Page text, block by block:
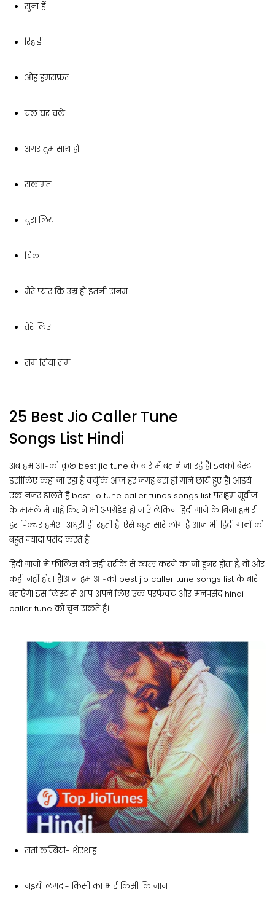
सुना हैं
रिहाई
ओह हमसफ़र
चल घर चले
अगर तुम साथ हो
सलामत
चुरा लिया
दिल
मेरे प्यार कि उम्र हो इतनी सनम
तेरे लिए
राम सिया राम
25 Best Jio Caller Tune
Songs List Hindi
अब हम आपको कुछ best jio tune के बारे में बताने जा रहे है| इनको बेस्ट
इसीलिए कहा जा रहा है क्यूंकि आज हर जगह बस ही गाने छायें हुए है| आइये
एक नज़र डालते है best jio tune caller tunes songs list पर।हम मूवीज
के मामले में चाहे कितने भी अपग्रेडेड हो जाएँ लेकिन हिंदी गाने के बिना हमारी
हर पिक्चर हमेशा अधूरी ही रहती है| ऐसे बहुत सारे लोग है आज भी हिंदी गानों को
बहुत ज्यादा पसंद करते है|
हिंदी गानों में फीलिंस को सही तरीके से व्यक्त करने का जो हुनर होता है, वो और
कही नहीं होता है|आज हम आपको best jio caller tune songs list के बारे
बताएँगे| इस लिस्ट से आप अपने लिए एक परफेक्ट और मनपसंद hindi
caller tune को चुन सकते है।
रातां लम्बियां- शेरशाह
नइयो लगदा- किसी का भाई किसी कि जान